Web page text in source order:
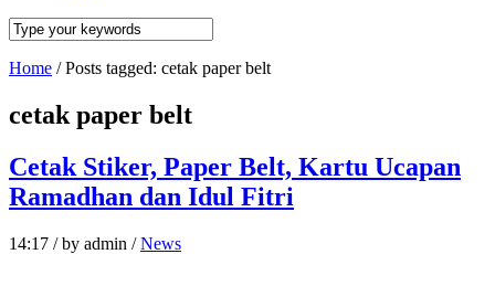
Home / Posts tagged: cetak paper belt
cetak paper belt
Cetak Stiker, Paper Belt, Kartu Ucapan
Ramadhan dan Idul Fitri
14:17 /by admin / News